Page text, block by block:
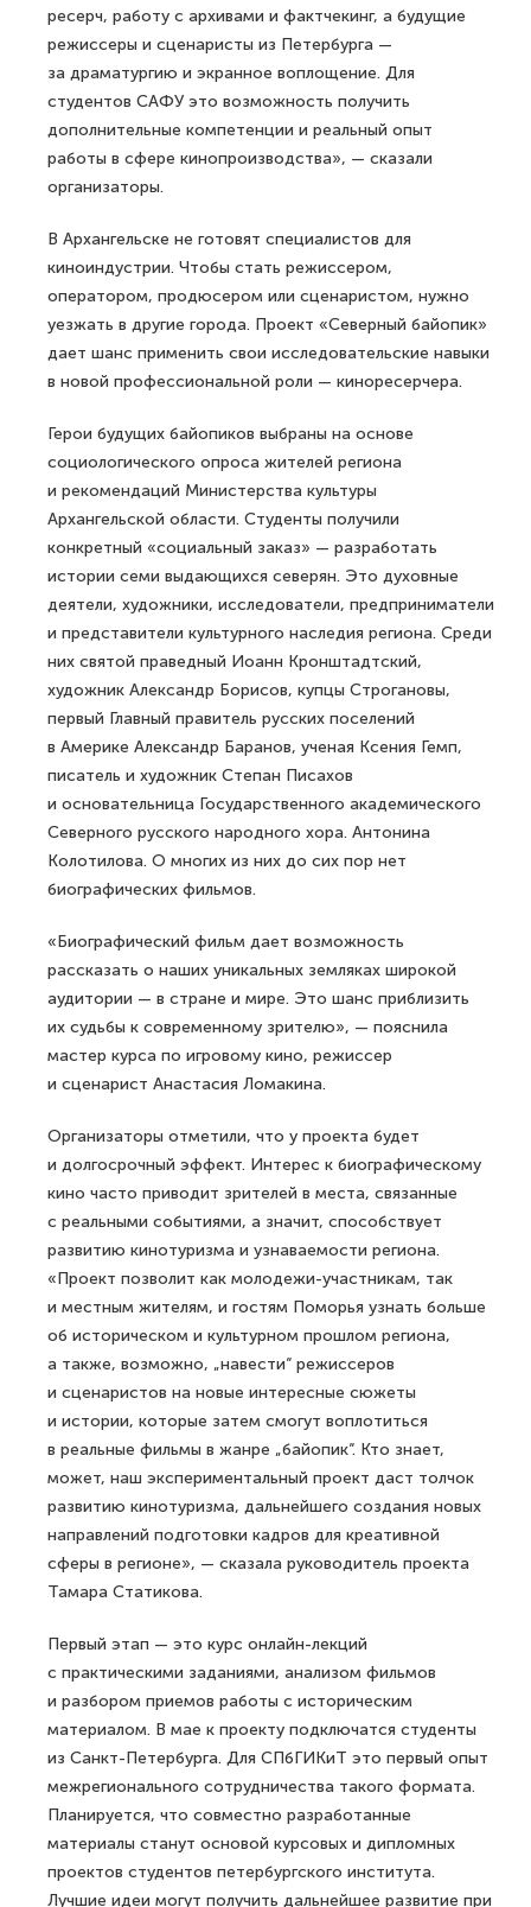
ресерч, работу с архивами и фактчекинг, а будущие
режиссеры и сценаристы из Петербурга —
за драматургию и экранное воплощение. Для
студентов САФУ это возможность получить
дополнительные компетенции и реальный опыт
работы в сфере кинопроизводства», — сказали
организаторы.
В Архангельске не готовят специалистов для
киноиндустрии. Чтобы стать режиссером,
оператором, продюсером или сценаристом, нужно
уезжать в другие города. Проект «Северный байопик»
дает шанс применить свои исследовательские навыки
в новой профессиональной роли — киноресерчера.
Герои будущих байопиков выбраны на основе
социологического опроса жителей региона
и рекомендаций Министерства культуры
Архангельской области. Студенты получили
конкретный «социальный заказ» — разработать
истории семи выдающихся северян. Это духовные
деятели, художники, исследователи, предприниматели
и представители культурного наследия региона. Среди
них святой праведный Иоанн Кронштадтский,
художник Александр Борисов, купцы Строгановы,
первый Главный правитель русских поселений
в Америке Александр Баранов, ученая Ксения Гемп,
писатель и художник Степан Писахов
и основательница Государственного академического
Северного русского народного хора. Антонина
Колотилова. О многих из них до сих пор нет
биографических фильмов.
«Биографический фильм дает возможность
рассказать о наших уникальных земляках широкой
аудитории — в стране и мире. Это шанс приблизить
их судьбы к современному зрителю», — пояснила
мастер курса по игровому кино, режиссер
и сценарист Анастасия Ломакина.
Организаторы отметили, что у проекта будет
и долгосрочный эффект. Интерес к биографическому
кино часто приводит зрителей в места, связанные
с реальными событиями, а значит, способствует
развитию кинотуризма и узнаваемости региона.
«Проект позволит как молодежи-участникам, так
и местным жителям, и гостям Поморья узнать больше
об историческом и культурном прошлом региона,
а также, возможно, „навести“ режиссеров
и сценаристов на новые интересные сюжеты
и истории, которые затем смогут воплотиться
в реальные фильмы в жанре „байопик“. Кто знает,
может, наш экспериментальный проект даст толчок
развитию кинотуризма, дальнейшего создания новых
направлений подготовки кадров для креативной
сферы в регионе», — сказала руководитель проекта
Тамара Статикова.
Первый этап — это курс онлайн-лекций
с практическими заданиями, анализом фильмов
и разбором приемов работы с историческим
материалом. В мае к проекту подключатся студенты
из Санкт-Петербурга. Для СПбГИКиТ это первый опыт
межрегионального сотрудничества такого формата.
Планируется, что совместно разработанные
материалы станут основой курсовых и дипломных
проектов студентов петербургского института.
Лучшие идеи могут получить дальнейшее развитие при